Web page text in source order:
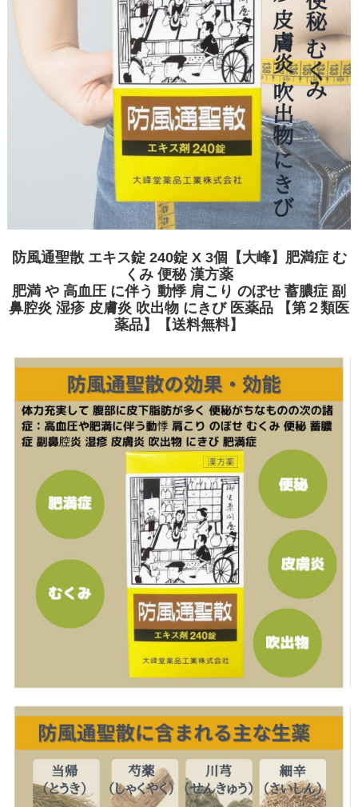
防風通聖散 エキス錠 240錠 X 3個【大峰】肥満症 む
くみ 便秘 漢方薬
肥満 や 高血圧 に伴う 動悸 肩こり のぼせ 蓄膿症 副
鼻腔炎 湿疹 皮膚炎 吹出物 にきび 医薬品 【第２類医
薬品】【送料無料】